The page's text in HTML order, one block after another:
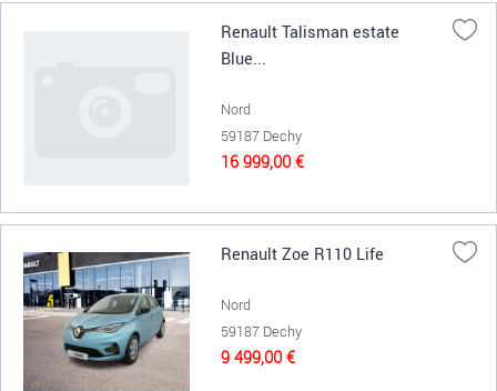
Renault Talisman estate
Blue...
Nord
59187 Dechy
16 999,00 €
Renault Zoe R110 Life
Nord
59187 Dechy
9 499,00 €